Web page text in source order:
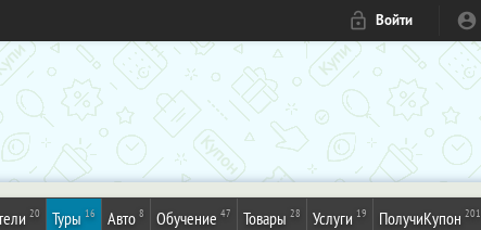
Войти
20 Туры 16 Авто 8 Обучение 47 Товары 28 Услуги 19 ПолучиКупон 201